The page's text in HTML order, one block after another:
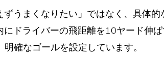
うまくなりたい」ではなく、具体的
にドライバーの飛距離を10ヤード伸
確なゴールを設定しています。